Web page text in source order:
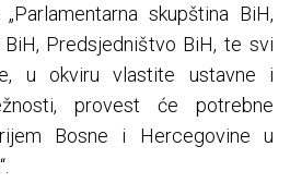
skupština BiH,
Predsjedništvo BiH, te svi
u okviru vlastite ustavne i
provest će potrebne
Bosne i Hercegovine u